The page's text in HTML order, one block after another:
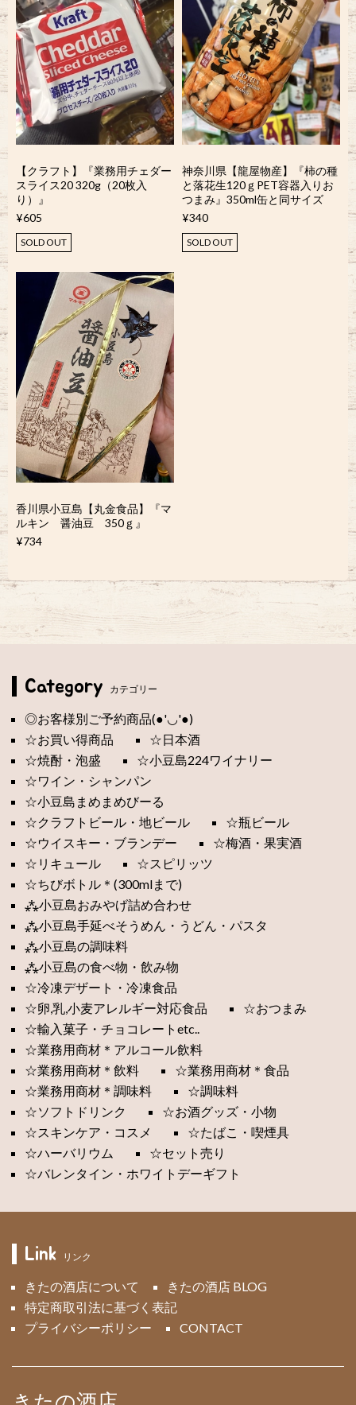
【クラフト】『業務用チェダー
スライス20 320g（20枚入
り）』
¥605
SOLD OUT
神奈川県【龍屋物産】『柿の種
と落花生120ｇPET容器入りお
つまみ』350ml缶と同サイズ
¥340
SOLD OUT
香川県小豆島【丸金食品】『マ
ルキン 醤油豆 350ｇ』
¥734
Category カテゴリー
◎お客様別ご予約商品(●'◡'●)
☆お買い得商品
☆日本酒
☆焼酎・泡盛
☆小豆島224ワイナリー
☆ワイン・シャンパン
☆小豆島まめまめびーる
☆クラフトビール・地ビール
☆瓶ビール
☆ウイスキー・ブランデー
☆梅酒・果実酒
☆リキュール
☆スピリッツ
☆ちびボトル＊(300mlまで)
⁂小豆島おみやげ詰め合わせ
⁂小豆島手延べそうめん・うどん・パスタ
⁂小豆島の調味料
⁂小豆島の食べ物・飲み物
☆冷凍デザート・冷凍食品
☆卵,乳,小麦アレルギー対応食品
☆おつまみ
☆輸入菓子・チョコレートetc..
☆業務用商材＊アルコール飲料
☆業務用商材＊飲料
☆業務用商材＊食品
☆業務用商材＊調味料
☆調味料
☆ソフトドリンク
☆お酒グッズ・小物
☆スキンケア・コスメ
☆たばこ・喫煙具
☆ハーバリウム
☆セット売り
☆バレンタイン・ホワイトデーギフト
Link リンク
きたの酒店について
きたの酒店 BLOG
特定商取引法に基づく表記
プライバシーポリシー
CONTACT